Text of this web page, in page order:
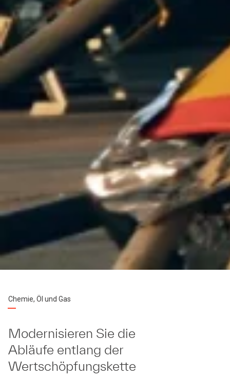
Chemie, Öl und Gas
Modernisieren Sie die
Abläufe entlang der
Wertschöpfungskette